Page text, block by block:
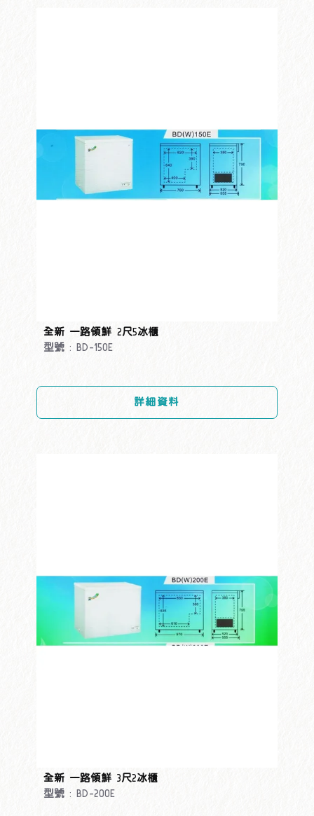
全新 一路領鮮 2尺5冰櫃
型號 : BD-150E
詳細資料
全新 一路領鮮 3尺2冰櫃
型號 : BD-200E